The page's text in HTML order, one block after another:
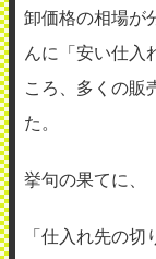
卸価格の相場が
んに「安い仕入
ころ、多くの販
た。
挙句の果てに、
「仕入れ先の切